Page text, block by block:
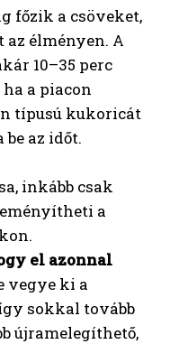
főzik a csöveket,
élményen. A
10–35 perc
a piacon
típusú kukoricát
az időt.
inkább csak
a
el azonnal
vegye ki a
sokkal tovább
újramelegíthető,